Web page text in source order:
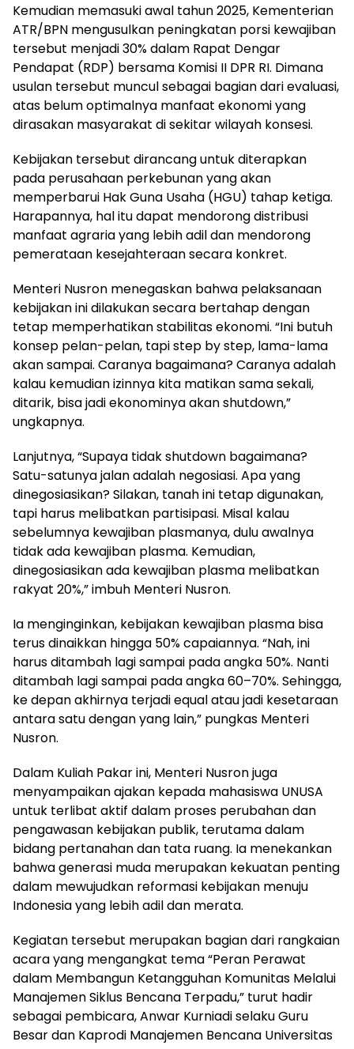
Kemudian memasuki awal tahun 2025, Kementerian
ATR/BPN mengusulkan peningkatan porsi kewajiban
tersebut menjadi 30% dalam Rapat Dengar
Pendapat (RDP) bersama Komisi II DPR RI. Dimana
usulan tersebut muncul sebagai bagian dari evaluasi,
atas belum optimalnya manfaat ekonomi yang
dirasakan masyarakat di sekitar wilayah konsesi.
Kebijakan tersebut dirancang untuk diterapkan
pada perusahaan perkebunan yang akan
memperbarui Hak Guna Usaha (HGU) tahap ketiga.
Harapannya, hal itu dapat mendorong distribusi
manfaat agraria yang lebih adil dan mendorong
pemerataan kesejahteraan secara konkret.
Menteri Nusron menegaskan bahwa pelaksanaan
kebijakan ini dilakukan secara bertahap dengan
tetap memperhatikan stabilitas ekonomi. “Ini butuh
konsep pelan-pelan, tapi step by step, lama-lama
akan sampai. Caranya bagaimana? Caranya adalah
kalau kemudian izinnya kita matikan sama sekali,
ditarik, bisa jadi ekonominya akan shutdown,”
ungkapnya.
Lanjutnya, “Supaya tidak shutdown bagaimana?
Satu-satunya jalan adalah negosiasi. Apa yang
dinegosiasikan? Silakan, tanah ini tetap digunakan,
tapi harus melibatkan partisipasi. Misal kalau
sebelumnya kewajiban plasmanya, dulu awalnya
tidak ada kewajiban plasma. Kemudian,
dinegosiasikan ada kewajiban plasma melibatkan
rakyat 20%,” imbuh Menteri Nusron.
Ia menginginkan, kebijakan kewajiban plasma bisa
terus dinaikkan hingga 50% capaiannya. “Nah, ini
harus ditambah lagi sampai pada angka 50%. Nanti
ditambah lagi sampai pada angka 60–70%. Sehingga,
ke depan akhirnya terjadi equal atau jadi kesetaraan
antara satu dengan yang lain,” pungkas Menteri
Nusron.
Dalam Kuliah Pakar ini, Menteri Nusron juga
menyampaikan ajakan kepada mahasiswa UNUSA
untuk terlibat aktif dalam proses perubahan dan
pengawasan kebijakan publik, terutama dalam
bidang pertanahan dan tata ruang. Ia menekankan
bahwa generasi muda merupakan kekuatan penting
dalam mewujudkan reformasi kebijakan menuju
Indonesia yang lebih adil dan merata.
Kegiatan tersebut merupakan bagian dari rangkaian
acara yang mengangkat tema “Peran Perawat
dalam Membangun Ketangguhan Komunitas Melalui
Manajemen Siklus Bencana Terpadu,” turut hadir
sebagai pembicara, Anwar Kurniadi selaku Guru
Besar dan Kaprodi Manajemen Bencana Universitas